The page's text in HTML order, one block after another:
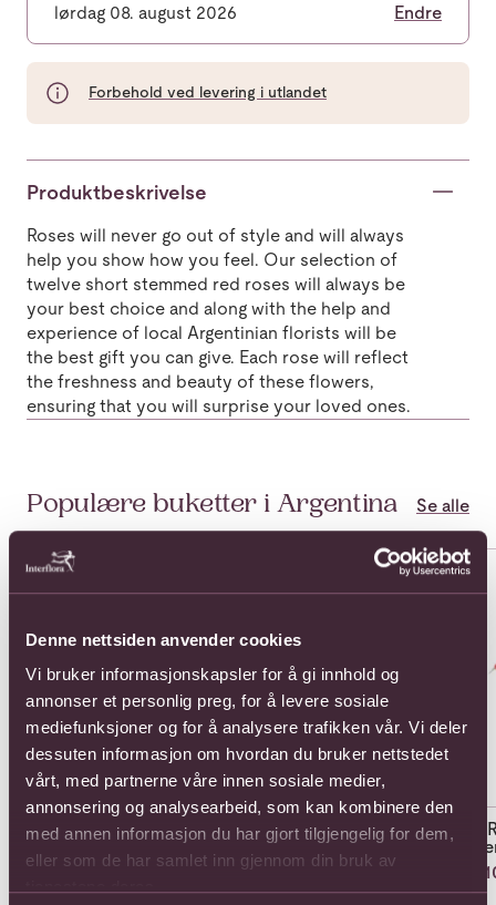
Denne nettsiden anvender cookies
Vi bruker informasjonskapsler for å gi innhold og
annonser et personlig preg, for å levere sosiale
mediefunksjoner og for å analysere trafikken vår. Vi deler
dessuten informasjon om hvordan du bruker nettstedet
vårt, med partnerne våre innen sosiale medier,
annonsering og analysearbeid, som kan kombinere den
med annen informasjon du har gjort tilgjengelig for dem,
eller som de har samlet inn gjennom din bruk av
lørdag 08. august 2026 Endre
Forbehold ved levering i utlandet
Produktbeskrivelse
Roses will never go out of style and will always
help you show how you feel. Our selection of
twelve short stemmed red roses will always be
your best choice and along with the help and
experience of local Argentinian florists will be
the best gift you can give. Each rose will reflect
the freshness and beauty of these flowers,
ensuring that you will surprise your loved ones.
Populære buketter i Argentina Se alle
Se mer om 12 Red Long Stem Roses Hand Tied
12 Red Long Stem Roses
Hand Tied
1155,-
Se mer om 12 Roses Long
12 Roses Long Stemmed
1331,-
Se